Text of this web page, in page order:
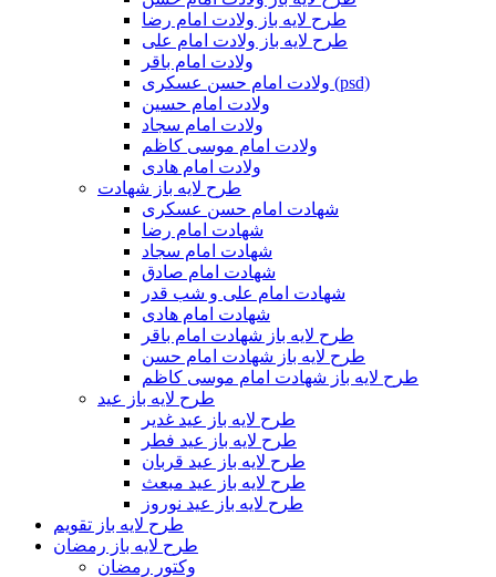
طرح لایه باز ولادت امام رضا
طرح لایه باز ولادت امام علی
ولادت امام باقر
ولادت امام حسن عسکری (psd)
ولادت امام حسین
ولادت امام سجاد
ولادت امام موسی کاظم
ولادت امام هادی
طرح لایه باز شهادت
شهادت امام حسن عسکری
شهادت امام رضا
شهادت امام سجاد
شهادت امام صادق
شهادت امام علی و شب قدر
شهادت امام هادی
طرح لایه باز شهادت امام باقر
طرح لایه باز شهادت امام حسن
طرح لایه باز شهادت امام موسی کاظم
طرح لایه باز عید
طرح لایه باز عید غدیر
طرح لایه باز عید فطر
طرح لایه باز عید قربان
طرح لایه باز عید مبعث
طرح لایه باز عید نوروز
طرح لایه باز تقویم
طرح لایه باز رمضان
وکتور رمضان